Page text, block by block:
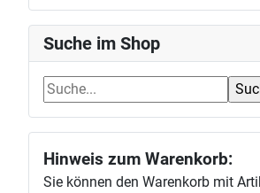
Suche im Shop
Hinweis zum Warenkorb:
Sie können den Warenkorb mit